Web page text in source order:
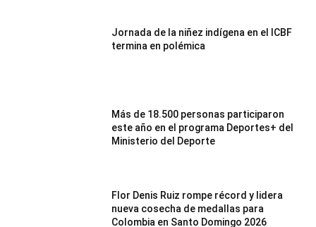
Jornada de la niñez indígena en el ICBF
termina en polémica
Más de 18.500 personas participaron
este año en el programa Deportes+ del
Ministerio del Deporte
Flor Denis Ruiz rompe récord y lidera
nueva cosecha de medallas para
Colombia en Santo Domingo 2026